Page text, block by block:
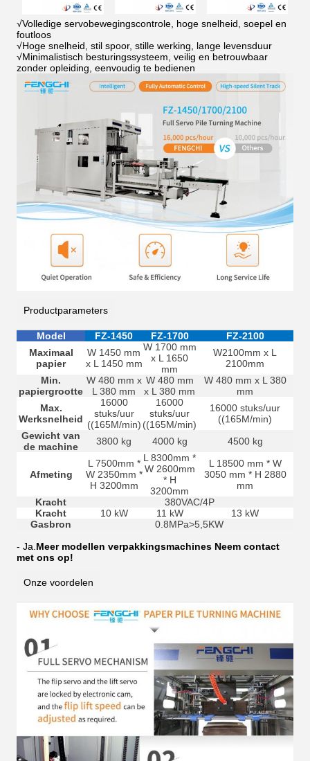
√Volledige servobewegingscontrole, hoge snelheid, soepel en
foutloos
√Hoge snelheid, stil spoor, stille werking, lange levensduur
√Minimalistisch besturingssysteem, veilig en betrouwbaar
zonder opleiding, eenvoudig te bedienen
Productparameters
Model FZ-1450 FZ-1700
FZ-2100
Maximaal
papier
W 1450 mm
x L 1450 mm
W 1700 mm
x L 1650
mm
W2100mm x L
2100mm
Min.
papiergrootte
W 480 mm x
L 380 mm
W 480 mm
x L 380 mm
W 480 mm x L 380
mm
Max.
Werksnelheid
16000
stuks/uur
((165M/min)
16000
stuks/uur
((165M/min)
16000 stuks/uur
((165M/min)
Gewicht van
de machine
3800 kg 4000 kg 4500 kg
Afmeting
L 7500mm *
W 2350mm *
H 3200mm
L 8300mm *
W 2600mm
* H
3200mm
L 18500 mm * W
3050 mm * H 2880
mm
Kracht
380VAC/4P
Kracht
10 kW 11 kW
13 kW
Gasbron
0.8MPa>5,5KW
- Ja. Meer modellen verpakkingsmachines Neem contact
met ons op!
Onze voordelen